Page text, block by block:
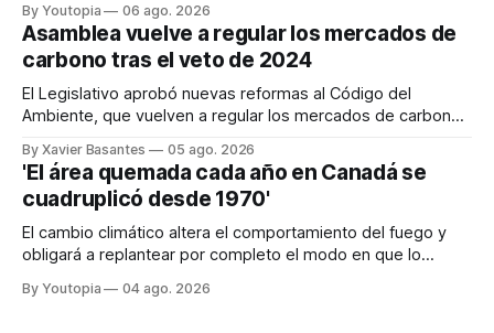
By Youtopia 06 ago. 2026
Asamblea vuelve a regular los mercados de
carbono tras el veto de 2024
El Legislativo aprobó nuevas reformas al Código del
Ambiente, que vuelven a regular los mercados de carbono,
By Xavier Basantes 05 ago. 2026
'El área quemada cada año en Canadá se
cuadruplicó desde 1970'
El cambio climático altera el comportamiento del fuego y
obligará a replantear por completo el modo en que lo
By Youtopia 04 ago. 2026